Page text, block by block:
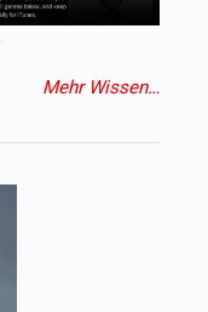
Mehr Wissen…